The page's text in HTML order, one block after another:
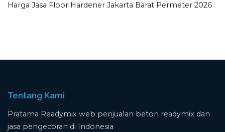
Harga Jasa Floor Hardener Jakarta Barat Permeter 2026
Tentang Kami
Pratama Readymix web penjualan beton readymix dan
jasa pengecoran di Indonesia